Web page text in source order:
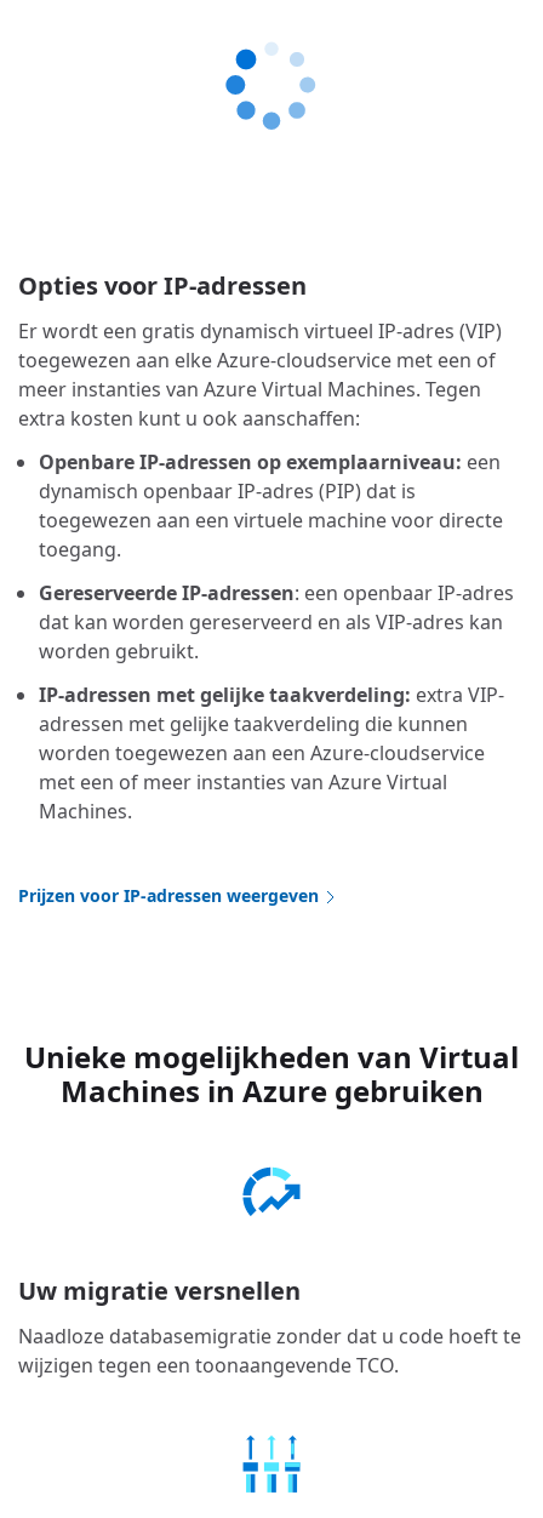
Opties voor IP-adressen
Er wordt een gratis dynamisch virtueel IP-adres (VIP)
toegewezen aan elke Azure-cloudservice met een of
meer instanties van Azure Virtual Machines. Tegen
extra kosten kunt u ook aanschaffen:
Openbare IP-adressen op exemplaarniveau: een
dynamisch openbaar IP-adres (PIP) dat is
toegewezen aan een virtuele machine voor directe
toegang.
Gereserveerde IP-adressen: een openbaar IP-adres
dat kan worden gereserveerd en als VIP-adres kan
worden gebruikt.
IP-adressen met gelijke taakverdeling: extra VIP-
adressen met gelijke taakverdeling die kunnen
worden toegewezen aan een Azure-cloudservice
met een of meer instanties van Azure Virtual
Machines.
Prijzen voor IP-adressen weergeven
Unieke mogelijkheden van Virtual
Machines in Azure gebruiken
Uw migratie versnellen
Naadloze databasemigratie zonder dat u code hoeft te
wijzigen tegen een toonaangevende TCO.